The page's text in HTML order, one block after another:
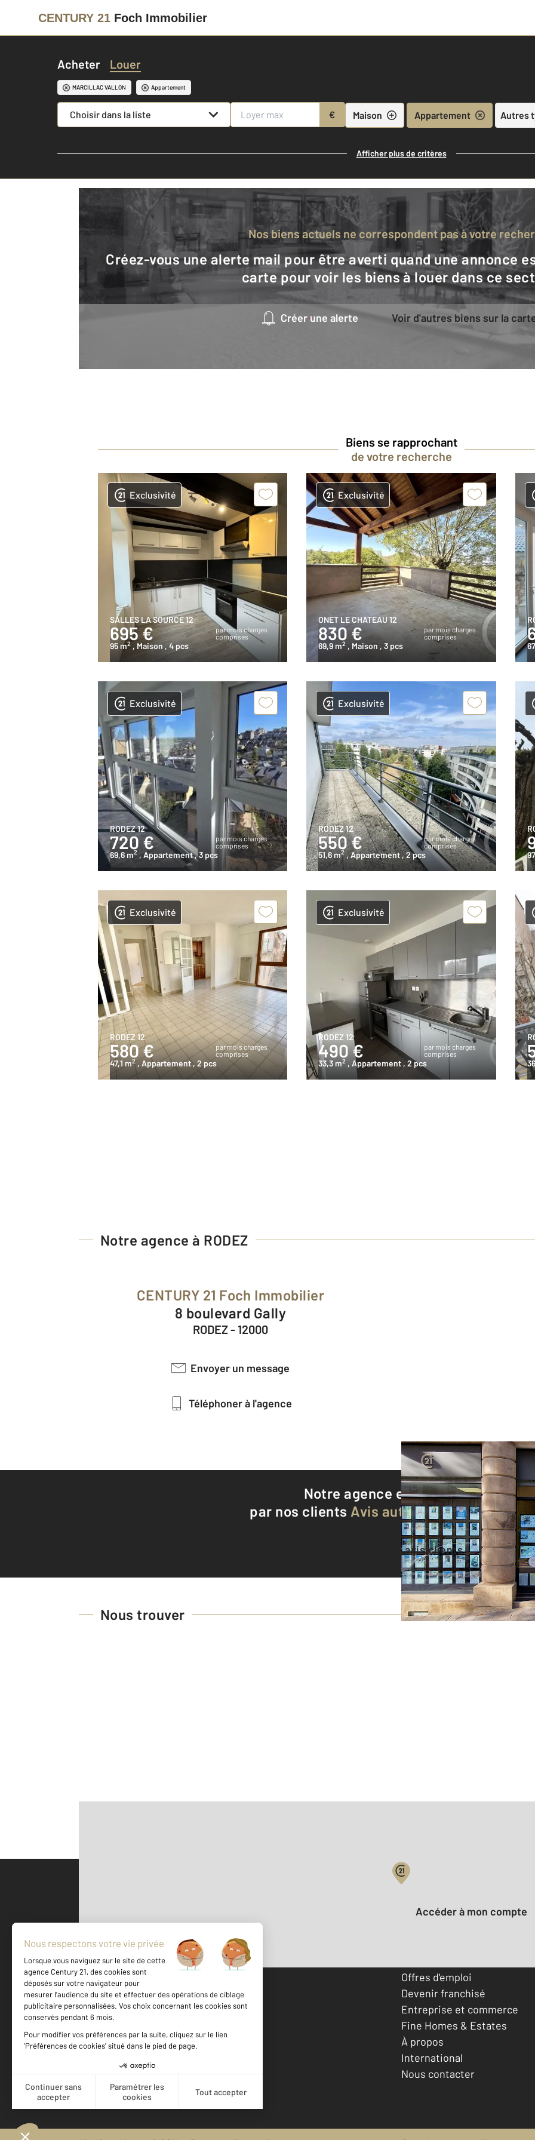
CENTURY 21 Foch Immobilier
Acheter Louer
MARCILLAC VALLON Appartement
Choisir dans la liste € Maison Appartement Autres
Afficher plus de critères
Nos biens actuels ne correspondent pas à votre
Créez-vous une alerte mail pour être averti quand une annonce est en ligne et consultez la
carte pour voir les biens à louer dans ce
Créer une alerte Voir d'autres biens sur la
Biens se rapprochant
de votre recherche
Exclusivité
SALLES LA SOURCE 12
695 €
par mois charges
comprises
95 m2 , Maison , 4 pcs
Exclusivité
ONET LE CHATEAU 12
830 €
par mois charges
comprises
69,9 m2 , Maison , 3 pcs
Exclusivité
RODEZ 12
720 €
par mois charges
comprises
69,6 m2 , Appartement, 3 pcs
Exclusivité
RODEZ 12
550 €
par mois charges
comprises
51,6 m2 , Appartement , 2 pcs
Exclusivité
RODEZ 12
580 €
par mois charges
comprises
47,1 m2 , Appartement, 2 pcs
Exclusivité
RODEZ 12
490 €
par mois charges
comprises
33,3 m2 , Appartement , 2 pcs
Notre agence à RODEZ
CENTURY 21 Foch Immobilier
8 boulevard Gally
RODEZ - 12000
Envoyer un message
Téléphoner à l'agence
Notre agence est notée9,1/10
par nos clients Avis authentifiés par
Voir tous les avis clients
Nous trouver
500 m ©Mappy
Votre compte :
Accéder à mon compte
Votre agence est notée
Achat
Location
Offres d'emploi
Devenir franchisé
Entreprise et commerce
Fine Homes & Estates
À propos
International
Nous contacter